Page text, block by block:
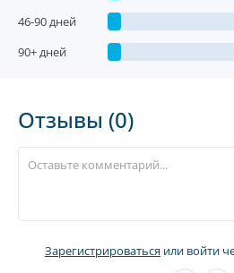
46-90 дней
90+ дней
Отзывы (0)
Зарегистрироваться или войти